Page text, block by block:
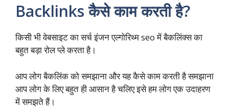
Backlinks कैसे काम करती है?
किसी भी वेबसाइट का सर्च इंजन एल्गोरिथ्म seo में बैकलिंक्स का
बहुत बड़ा रोल प्ले करता है।
आप लोग बैकलिंक को समझाना और यह कैसे काम करती है समझाना
आप लोग के लिए बहुत ही आसान है चलिए इसे हम लोग एक उदाहरण
में समझते हैं।